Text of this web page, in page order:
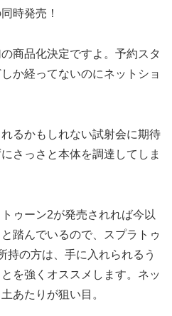
時発売！
商品化決定ですよ。予約スタ
か経ってないのにネットショ
るかもしれない試射会に期待
さっさと本体を調達してしま
ゥーン2が発売されれば今以
踏んでいるので、スプラトゥ
持の方は、手に入れられるう
を強くオススメします。ネッ
あたりが狙い目。